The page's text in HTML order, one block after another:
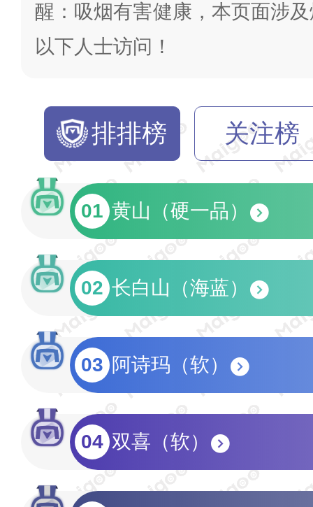
醒：吸烟有害健康，本页面涉
以下人士访问！
排排榜 关注榜
01 黄山（硬一品）
02 长白山（海蓝）
03 阿诗玛（软）
04 双喜（软）